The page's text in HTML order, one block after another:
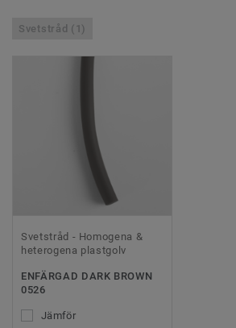
Svetstråd (1)
Svetstråd - Homogena &
heterogena plastgolv
ENFÄRGAD DARK BROWN
0526
Jämför